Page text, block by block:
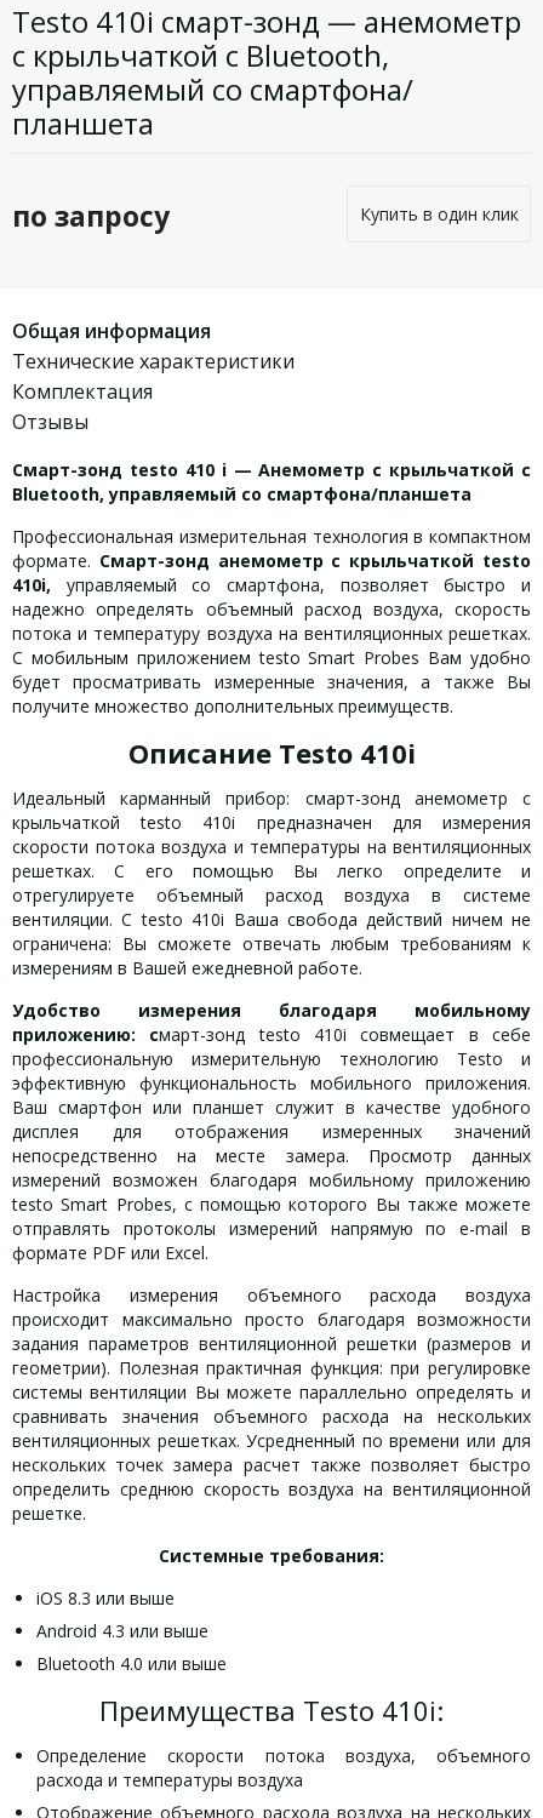
Testo 410i смарт-зонд — анемометр
с крыльчаткой с Bluetooth,
управляемый со смартфона/
планшета
по запросу Купить в один клик
Общая информация
Технические характеристики
Комплектация
Отзывы
Смарт-зонд testo 410 i — Анемометр с крыльчаткой с
Bluetooth, управляемый со смартфона/планшета
Профессиональная измерительная технология в компактном
формате. Смарт-зонд анемометр с крыльчаткой testo
410i, управляемый со смартфона, позволяет быстро и
надежно определять объемный расход воздуха, скорость
потока и температуру воздуха на вентиляционных решетках.
С мобильным приложением testo Smart Probes Вам удобно
будет просматривать измеренные значения, а также Вы
получите множество дополнительных преимуществ.
Описание Testo 410i
Идеальный карманный прибор: смарт-зонд анемометр с
крыльчаткой testo 410i предназначен для измерения
скорости потока воздуха и температуры на вентиляционных
решетках. С его помощью Вы легко определите и
отрегулируете объемный расход воздуха в системе
вентиляции. С testo 410i Ваша свобода действий ничем не
ограничена: Вы сможете отвечать любым требованиям к
измерениям в Вашей ежедневной работе.
Удобство измерения благодаря мобильному
приложению: смарт-зонд testo 410i совмещает в себе
профессиональную измерительную технологию Testo и
эффективную функциональность мобильного приложения.
Ваш смартфон или планшет служит в качестве удобного
дисплея для отображения измеренных значений
непосредственно на месте замера. Просмотр данных
измерений возможен благодаря мобильному приложению
testo Smart Probes, с помощью которого Вы также можете
отправлять протоколы измерений напрямую по e-mail в
формате PDF или Excel.
Настройка измерения объемного расхода воздуха
происходит максимально просто благодаря возможности
задания параметров вентиляционной решетки (размеров и
геометрии). Полезная практичная функция: при регулировке
системы вентиляции Вы можете параллельно определять и
сравнивать значения объемного расхода на нескольких
вентиляционных решетках. Усредненный по времени или для
нескольких точек замера расчет также позволяет быстро
определить среднюю скорость воздуха на вентиляционной
решетке.
Системные требования:
iOS 8.3 или выше
Android 4.3 или выше
Bluetooth 4.0 или выше
Преимущества Testo 410i:
Определение скорости потока воздуха, объемного
расхода и температуры воздуха
Отображение объемного расхода воздуха на нескольких